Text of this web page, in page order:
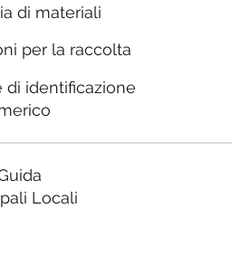
di materiali
per la raccolta
di identificazione
Locali